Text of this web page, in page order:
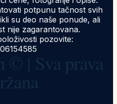
potpunu tačnost svih
su deo naše ponude, ali
nije zagarantovana.
pozovite:
© | Sva prava